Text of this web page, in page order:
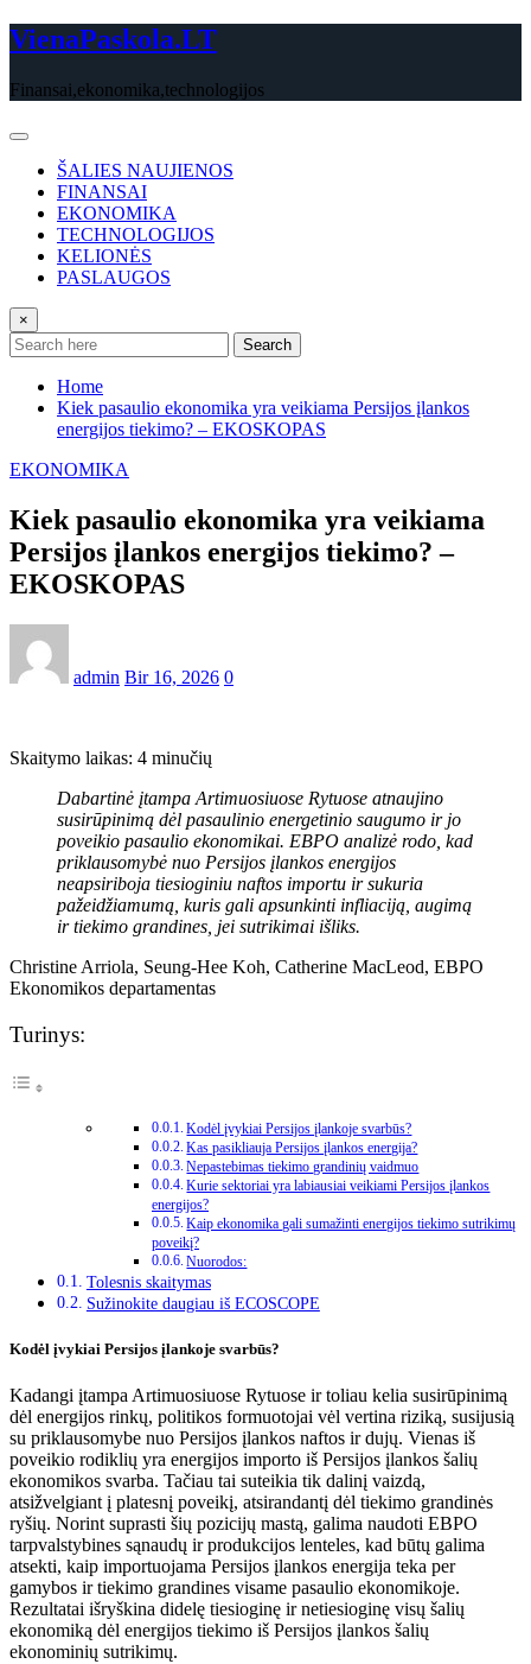
Skip
to
VienaPaskola.LT
Finansai,ekonomika,technologijos
ŠALIES NAUJIENOS
FINANSAI
EKONOMIKA
TECHNOLOGIJOS
KELIONĖS
PASLAUGOS
×
Search
Home
Kiek pasaulio ekonomika yra veikiama Persijos įlankos
energijos tiekimo? – EKOSKOPAS
EKONOMIKA
Kiek pasaulio ekonomika yra veikiama
Persijos įlankos energijos tiekimo? –
EKOSKOPAS
admin Bir 16, 2026 0
Skaitymo laikas: 4 minučių
Dabartinė įtampa Artimuosiuose Rytuose atnaujino
susirūpinimą dėl pasaulinio energetinio saugumo ir jo
poveikio pasaulio ekonomikai. EBPO analizė rodo, kad
priklausomybė nuo Persijos įlankos energijos
neapsiriboja tiesioginiu naftos importu ir sukuria
pažeidžiamumą, kuris gali apsunkinti infliaciją, augimą
ir tiekimo grandines, jei sutrikimai išliks.
Christine Arriola, Seung-Hee Koh, Catherine MacLeod, EBPO
Ekonomikos departamentas
Turinys:
Kodėl įvykiai Persijos įlankoje svarbūs?
Kas pasikliauja Persijos įlankos energija?
Nepastebimas tiekimo grandinių vaidmuo
Kurie sektoriai yra labiausiai veikiami Persijos įlankos
energijos?
Kaip ekonomika gali sumažinti energijos tiekimo sutrikimų
poveikį?
Nuorodos:
Tolesnis skaitymas
Sužinokite daugiau iš ECOSCOPE
Kodėl įvykiai Persijos įlankoje svarbūs?
Kadangi įtampa Artimuosiuose Rytuose ir toliau kelia susirūpinimą
dėl energijos rinkų, politikos formuotojai vėl vertina riziką, susijusią
su priklausomybe nuo Persijos įlankos naftos ir dujų. Vienas iš
poveikio rodiklių yra energijos importo iš Persijos įlankos šalių
ekonomikos svarba. Tačiau tai suteikia tik dalinį vaizdą,
atsižvelgiant į platesnį poveikį, atsirandantį dėl tiekimo grandinės
ryšių. Norint suprasti šių pozicijų mastą, galima naudoti EBPO
tarpvalstybines sąnaudų ir produkcijos lenteles, kad būtų galima
atsekti, kaip importuojama Persijos įlankos energija teka per
gamybos ir tiekimo grandines visame pasaulio ekonomikoje.
Rezultatai išryškina didelę tiesioginę ir netiesioginę visų šalių
ekonomiką dėl energijos tiekimo iš Persijos įlankos šalių
ekonominių sutrikimų.